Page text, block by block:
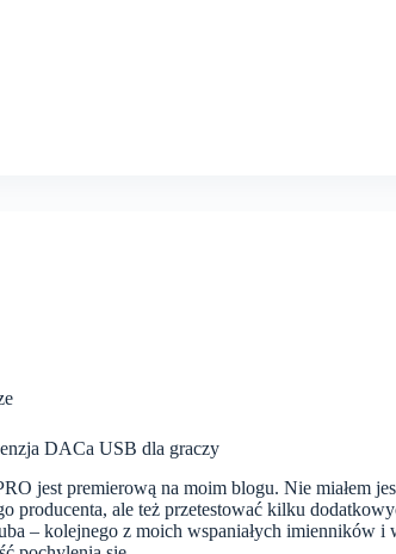
DACa USB dla graczy
jest premierową na moim blogu. Nie miałem
producenta, ale też przetestować kilku
– kolejnego z moich wspaniałych imienników i